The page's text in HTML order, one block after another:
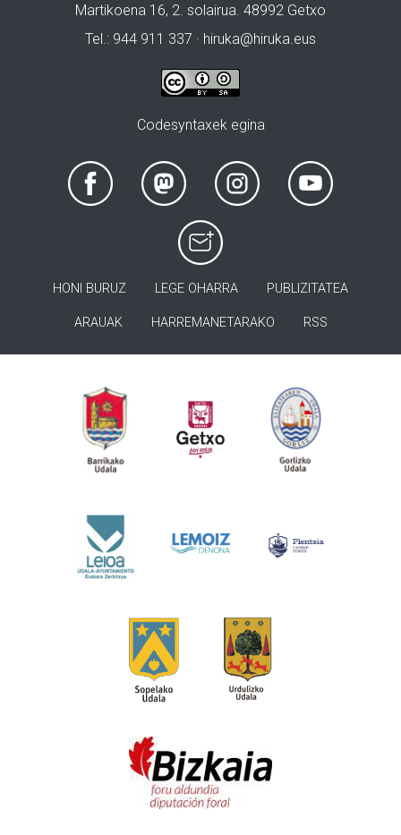
Martikoena 16, 2. solairua. 48992 Getxo
Tel.: 944 911 337 · hiruka@hiruka.eus
Codesyntaxek egina
HONI BURUZ LEGE OHARRA PUBLIZITATEA
ARAUAK HARREMANETARAKO RSS